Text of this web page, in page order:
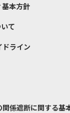
本方針
て
ドライン
関係遮断に関する基